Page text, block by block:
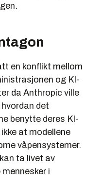
en konflikt mellom
og KI-
da Anthropic ville
det
benytte deres KI-
at modellene
våpensystemer.
ta livet av
i